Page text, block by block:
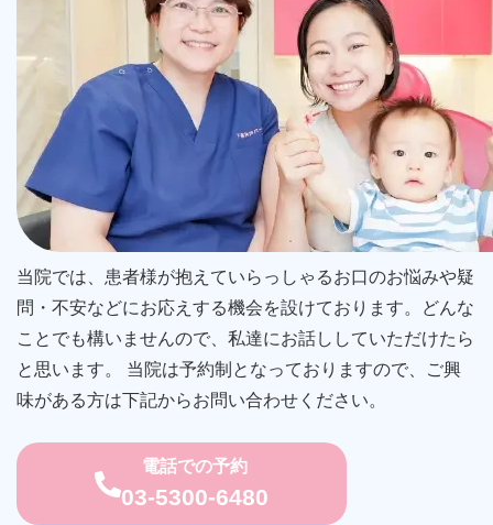
当院では、患者様が抱えていらっしゃるお口のお悩みや疑
問・不安などにお応えする機会を設けております。どんな
ことでも構いませんので、私達にお話ししていただけたら
と思います。 当院は予約制となっておりますので、ご興
味がある方は下記からお問い合わせください。
電話での予約
03-5300-6480